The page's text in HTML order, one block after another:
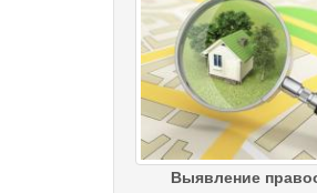
Выявление